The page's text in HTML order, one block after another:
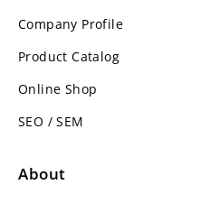
Company Profile
Product Catalog
Online Shop
SEO / SEM
About